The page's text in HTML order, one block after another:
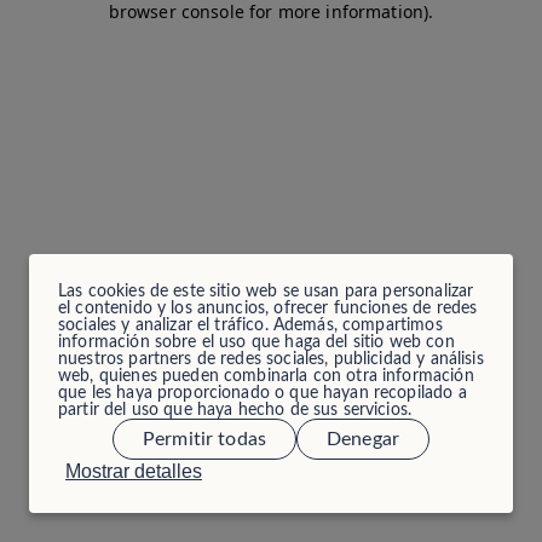
Las cookies de este sitio web se usan para personalizar
el contenido y los anuncios, ofrecer funciones de redes
sociales y analizar el tráfico. Además, compartimos
información sobre el uso que haga del sitio web con
nuestros partners de redes sociales, publicidad y análisis
web, quienes pueden combinarla con otra información
que les haya proporcionado o que hayan recopilado a
partir del uso que haya hecho de sus servicios.
Mostrar detalles
Permitir todas Denegar
browser console for more information).